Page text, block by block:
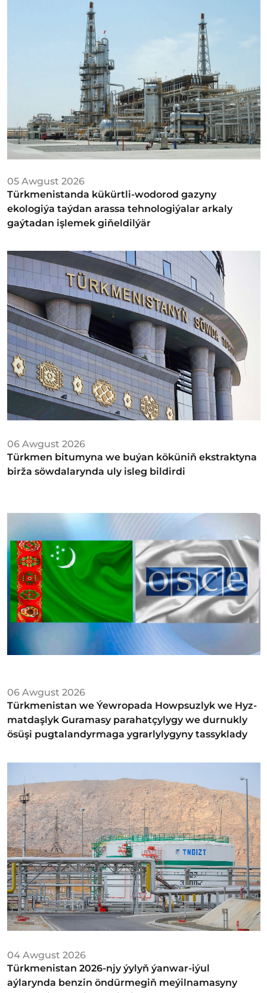
05 Awgust 2026
Türkmenistanda kükürtli-wodorod gazyny
ekologiýa taýdan arassa tehnologiýalar arkaly
gaýtadan işlemek giňeldilýär
06 Awgust 2026
Türkmen bitumyna we buýan köküniň ekstraktyna
birža söwdalarynda uly isleg bildirdi
06 Awgust 2026
Türkmenistan we Ýew­ro­pa­da Howp­suz­lyk we Hyz­
mat­daş­lyk Gu­ra­ma­sy­ parahatçylygy we durnukly
ösüşi pugtalandyrmaga ygrarlylygyny tassyklady
04 Awgust 2026
Türkmenistan 2026-njy ýylyň ýanwar-iýul
aýlarynda benzin öndürmegiň meýilnamasyny